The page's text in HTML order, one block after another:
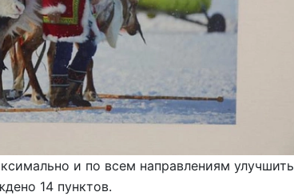
и по всем направлениям улучшить
14 пунктов.